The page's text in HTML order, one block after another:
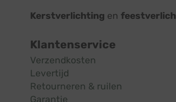
Kerstverlichting en
Klantenservice
Verzendkosten
Levertijd
Retourneren & ruilen
Garantie